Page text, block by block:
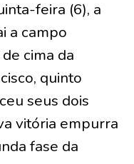
feira (6), a
a campo
cima da
quinto
seus dois
vitória empurra
fase da